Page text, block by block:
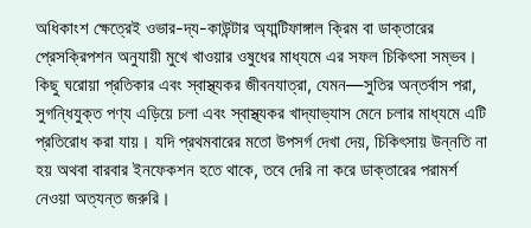
অধিকাংশ ক্ষেত্রেই ওভার-দ্য-কাউন্টার অ্যান্টিফাঙ্গাল ক্রিম বা ডাক্তারের
প্রেসক্রিপশন অনুযায়ী মুখে খাওয়ার ওষুধের মাধ্যমে এর সফল চিকিৎসা সম্ভব।
কিছু ঘরোয়া প্রতিকার এবং স্বাস্থ্যকর জীবনযাত্রা, যেমন—সুতির অন্তর্বাস পরা,
সুগন্ধিযুক্ত পণ্য এড়িয়ে চলা এবং স্বাস্থ্যকর খাদ্যাভ্যাস মেনে চলার মাধ্যমে এটি
প্রতিরোধ করা যায়। যদি প্রথমবারের মতো উপসর্গ দেখা দেয়, চিকিৎসায় উন্নতি না
হয় অথবা বারবার ইনফেকশন হতে থাকে, তবে দেরি না করে ডাক্তারের পরামর্শ
নেওয়া অত্যন্ত জরুরি।